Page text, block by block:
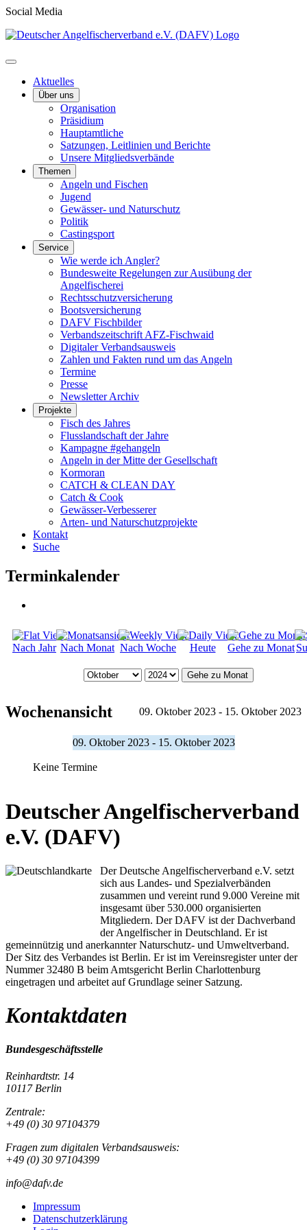
Social Media
Aktuelles
Über uns
Organisation
Präsidium
Hauptamtliche
Satzungen, Leitlinien und Berichte
Unsere Mitgliedsverbände
Themen
Angeln und Fischen
Jugend
Gewässer- und Naturschutz
Politik
Castingsport
Service
Wie werde ich Angler?
Bundesweite Regelungen zur Ausübung der
Angelfischerei
Rechtsschutzversicherung
Bootsversicherung
DAFV Fischbilder
Verbandszeitschrift AFZ-Fischwaid
Digitaler Verbandsausweis
Zahlen und Fakten rund um das Angeln
Termine
Presse
Newsletter Archiv
Projekte
Fisch des Jahres
Flusslandschaft der Jahre
Kampagne #gehangeln
Angeln in der Mitte der Gesellschaft
Kormoran
CATCH & CLEAN DAY
Catch & Cook
Gewässer-Verbesserer
Arten- und Naturschutzprojekte
Kontakt
Suche
Terminkalender
Nach Jahr Nach Monat Nach Woche Heute Gehe zu Monat
Gehe zu Monat
Wochenansicht 09. Oktober 2023 - 15. Oktober 2023
09. Oktober 2023 - 15. Oktober 2023
Keine Termine
Deutscher Angelfischerverband
e.V. (DAFV)
Der Deutsche Angelfischerverband e.V. setzt
sich aus Landes- und Spezialverbänden
zusammen und vereint rund 9.000 Vereine mit
insgesamt über 530.000 organisierten
Mitgliedern. Der DAFV ist der Dachverband
der Angelfischer in Deutschland. Er ist
gemeinnützig und anerkannter Naturschutz- und Umweltverband.
Der Sitz des Verbandes ist Berlin. Er ist im Vereinsregister unter der
Nummer 32480 B beim Amtsgericht Berlin Charlottenburg
eingetragen und arbeitet auf Grundlage seiner Satzung.
Kontaktdaten
Bundesgeschäftsstelle
Reinhardtstr. 14
10117 Berlin
Zentrale:
+49 (0) 30 97104379
Fragen zum digitalen Verbandsausweis:
+49 (0) 30 97104399
info@dafv.de
Impressum
Datenschutzerklärung